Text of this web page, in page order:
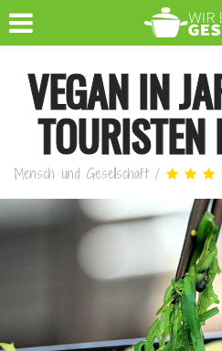
VEGAN IN
TOURISTEN
Mensch und Gesellschaft/